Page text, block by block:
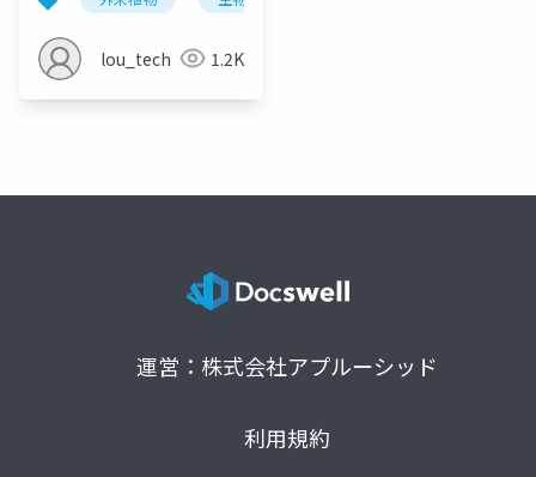
lou_tech 1.2K
運営：株式会社アプルーシッド
利用規約